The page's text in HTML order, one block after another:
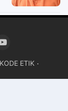
KODE ETIK